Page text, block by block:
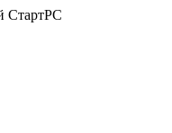
СтартРС